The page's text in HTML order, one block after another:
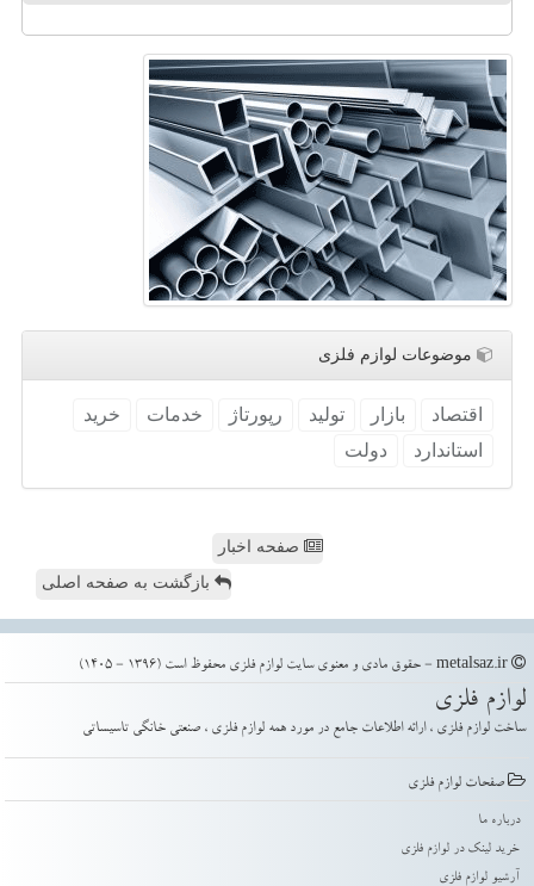
موضوعات لوازم فلزی
اقتصاد بازار تولید رپورتاژ خدمات
خرید
استاندارد
دولت
صفحه اخبار
بازگشت به صفحه اصلی
لوازم فلزی
ساخت لوازم فلزی ، ارائه اطلاعات جامع در مورد همه لوازم فلزی ، صنعتی خانگی تاسیساتی
صفحات لوازم فلزی
درباره ما
خرید لینک در لوازم فلزی
آرشیو لوازم فلزی